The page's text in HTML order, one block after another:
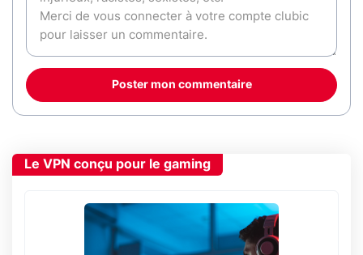
Poster mon commentaire
Le VPN conçu pour le gaming